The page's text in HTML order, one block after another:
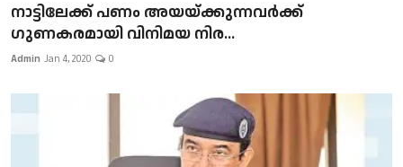
നാട്ടിലേക്ക് പണം അയയ്ക്കുന്നവർക്ക്
ഗുണകരമായി വിനിമയ നിര...
Admin Jan 4, 2020 0